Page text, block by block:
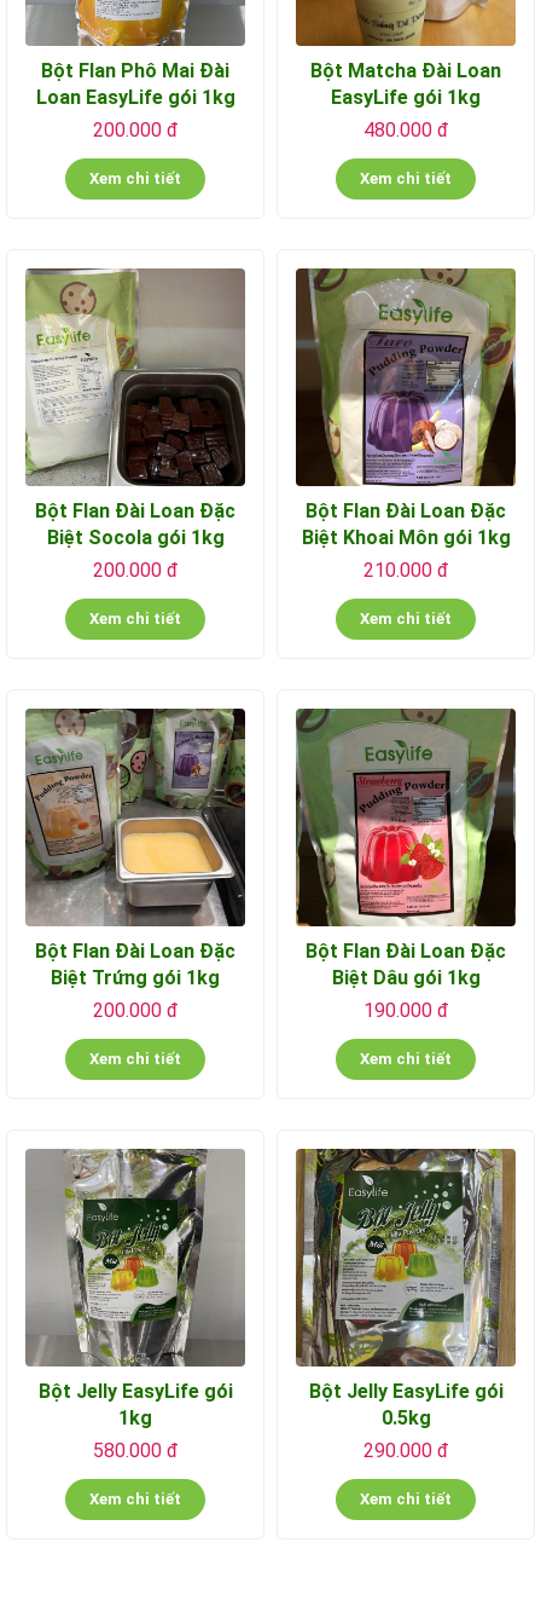
Bột Flan Phô Mai Đài
Loan EasyLife gói 1kg
200.000 đ
Xem chi tiết
Bột Matcha Đài Loan
EasyLife gói 1kg
480.000 đ
Xem chi tiết
Bột Flan Đài Loan Đặc
Biệt Socola gói 1kg
200.000 đ
Xem chi tiết
Bột Flan Đài Loan Đặc
Biệt Khoai Môn gói 1kg
210.000 đ
Xem chi tiết
Bột Flan Đài Loan Đặc
Biệt Trứng gói 1kg
200.000 đ
Xem chi tiết
Bột Flan Đài Loan Đặc
Biệt Dâu gói 1kg
190.000 đ
Xem chi tiết
Bột Jelly EasyLife gói
1kg
580.000 đ
Xem chi tiết
Bột Jelly EasyLife gói
0.5kg
290.000 đ
Xem chi tiết